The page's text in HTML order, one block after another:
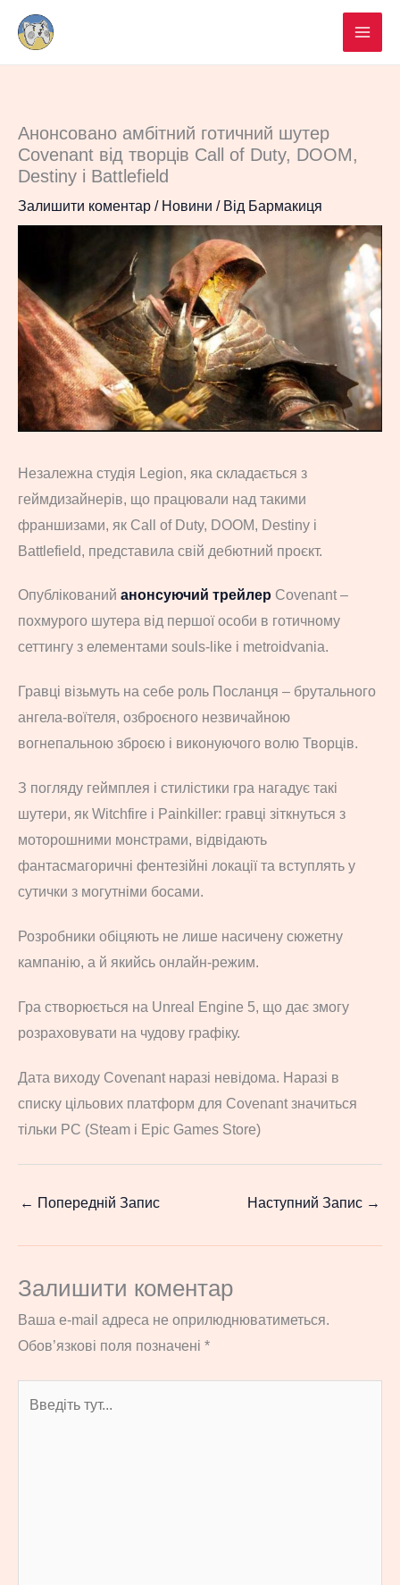
Перейти
вмісту
Анонсовано амбітний готичний шутер
Covenant від творців Call of Duty, DOOM,
Destiny і Battlefield
Залишити коментар / Новини / Від Бармакиця
Незалежна студія Legion, яка складається з
геймдизайнерів, що працювали над такими
франшизами, як Call of Duty, DOOM, Destiny і
Battlefield, представила свій дебютний проєкт.
Опублікований анонсуючий трейлер Covenant –
похмурого шутера від першої особи в готичному
сеттингу з елементами souls-like і metroidvania.
Гравці візьмуть на себе роль Посланця – брутального
ангела-воїтеля, озброєного незвичайною
вогнепальною зброєю і виконуючого волю Творців.
З погляду геймплея і стилістики гра нагадує такі
шутери, як Witchfire і Painkiller: гравці зіткнуться з
моторошними монстрами, відвідають
фантасмагоричні фентезійні локації та вступлять у
сутички з могутніми босами.
Розробники обіцяють не лише насичену сюжетну
кампанію, а й якийсь онлайн-режим.
Гра створюється на Unreal Engine 5, що дає змогу
розраховувати на чудову графіку.
Дата виходу Covenant наразі невідома. Наразі в
списку цільових платформ для Covenant значиться
тільки PC (Steam і Epic Games Store)
← Попередній Запис Наступний Запис →
Залишити коментар
Ваша e-mail адреса не оприлюднюватиметься.
Обов’язкові поля позначені *